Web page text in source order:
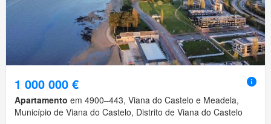
1 000 000 €
Apartamento em 4900–443, Viana do Castelo e Meadela,
Município de Viana do Castelo, Distrito de Viana do Castelo